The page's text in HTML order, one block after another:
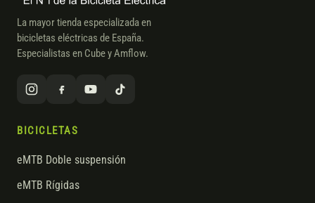
La mayor tienda especializada en
bicicletas eléctricas de España.
Especialistas en Cube y Amflow.
BICICLETAS
eMTB Doble suspensión
eMTB Rígidas